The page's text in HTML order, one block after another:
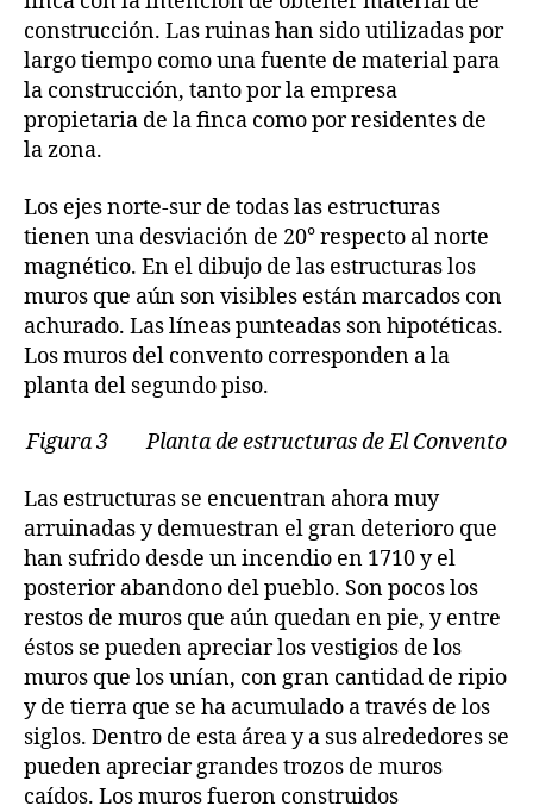
construcción. Las ruinas han sido utilizadas por
largo tiempo como una fuente de material para
la construcción, tanto por la empresa
propietaria de la finca como por residentes de
la zona.
Los ejes norte-sur de todas las estructuras
tienen una desviación de 20° respecto al norte
magnético. En el dibujo de las estructuras los
muros que aún son visibles están marcados con
achurado. Las líneas punteadas son hipotéticas.
Los muros del convento corresponden a la
planta del segundo piso.
Figura 3 Planta de estructuras de El Convento
Las estructuras se encuentran ahora muy
arruinadas y demuestran el gran deterioro que
han sufrido desde un incendio en 1710 y el
posterior abandono del pueblo. Son pocos los
restos de muros que aún quedan en pie, y entre
éstos se pueden apreciar los vestigios de los
muros que los unían, con gran cantidad de ripio
y de tierra que se ha acumulado a través de los
siglos. Dentro de esta área y a sus alrededores se
pueden apreciar grandes trozos de muros
caídos. Los muros fueron construidos